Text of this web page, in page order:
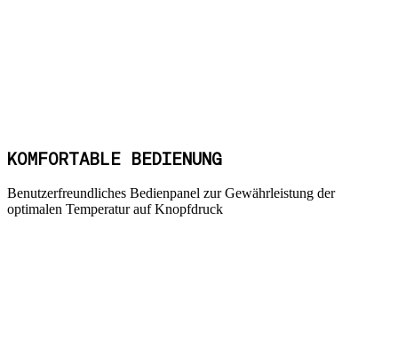
KOMFORTABLE BEDIENUNG
Benutzerfreundliches Bedienpanel zur Gewährleistung der
optimalen Temperatur auf Knopfdruck